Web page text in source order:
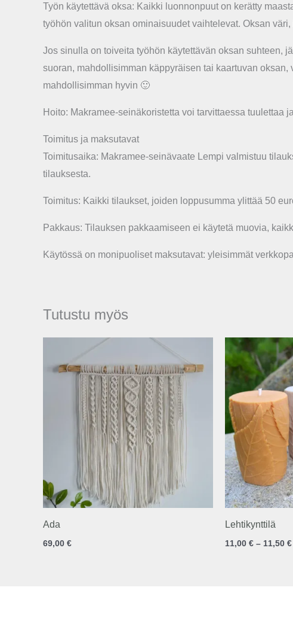
Työn käytettävä oksa: Kaikki luonnonpuut on kerätty
työhön valitun oksan ominaisuudet vaihtelevat. Oksan
Jos sinulla on toiveita työhön käytettävän oksan suhteen,
suoran, mahdollisimman käppyräisen tai kaartuvan
mahdollisimman hyvin 🙂
Hoito: Makramee-seinäkoristetta voi tarvittaessa
Toimitus ja maksutavat
Toimitusaika: Makramee-seinävaate Lempi valmistuu
tilauksesta.
Toimitus: Kaikki tilaukset, joiden loppusumma ylittää 50
Pakkaus: Tilauksen pakkaamiseen ei käytetä muovia,
Käytössä on monipuoliset maksutavat: yleisimmät
Tutustu myös
Ada
69,00 €
Lehtikynttilä
11,00 € – 11,50 €